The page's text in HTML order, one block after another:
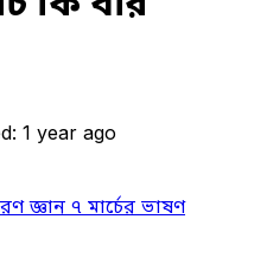
1 year ago
জ্ঞান ৭ মার্চের ভাষণ